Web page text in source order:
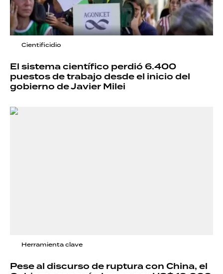
Cientificidio
El sistema científico perdió 6.400
puestos de trabajo desde el inicio del
gobierno de Javier Milei
Herramienta clave
Pese al discurso de ruptura con China, el